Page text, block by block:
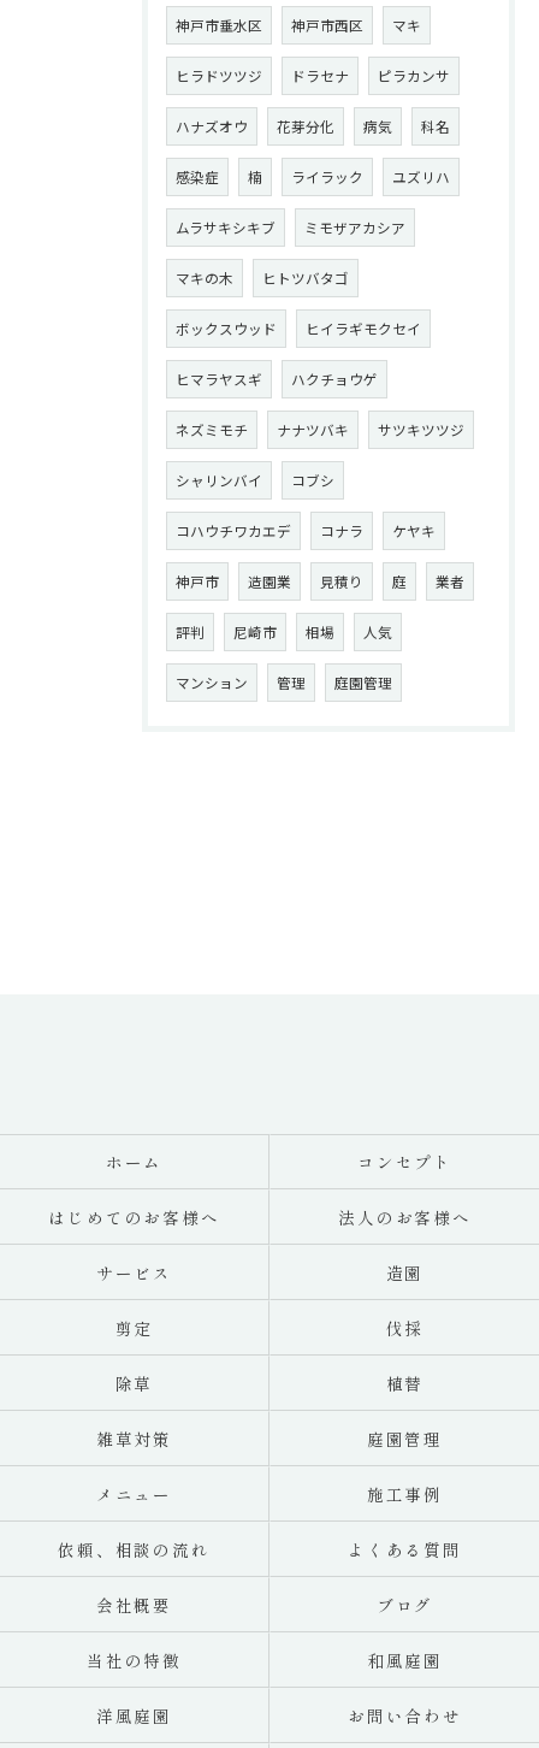
神戸市垂水区 神戸市西区 マキ
ヒラドツツジ ドラセナ ピラカンサ
ハナズオウ 花芽分化 病気 科名
感染症 楠 ライラック ユズリハ
ムラサキシキブ ミモザアカシア
マキの木 ヒトツバタゴ
ボックスウッド ヒイラギモクセイ
ヒマラヤスギ ハクチョウゲ
ネズミモチ ナナツバキ サツキツツジ
シャリンバイ コブシ
コハウチワカエデ コナラ ケヤキ
神戸市 造園業 見積り 庭 業者
評判 尼崎市 相場 人気
マンション 管理 庭園管理
ホーム コンセプト
はじめてのお客様へ 法人のお客様へ
サービス 造園
剪定 伐採
除草 植替
雑草対策 庭園管理
メニュー 施工事例
依頼、相談の流れ よくある質問
会社概要 ブログ
当社の特徴 和風庭園
洋風庭園 お問い合わせ